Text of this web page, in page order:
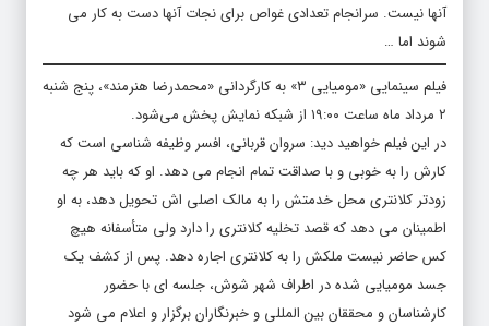
آنها نیست. سرانجام تعدادی غواص برای نجات آنها دست به کار می
شوند اما …
فیلم سینمایی «مومیایی ۳» به کارگردانی «محمدرضا هنرمند»، پنج شنبه
۲ مرداد ماه ساعت ۱۹:۰۰ از شبکه نمایش پخش می‌شود.
در این فیلم خواهید دید: سروان قربانی، افسر وظیفه شناسی است که
کارش را به خوبی و با صداقت تمام انجام می دهد. او که باید هر چه
زودتر کلانتری محل خدمتش را به مالک اصلی اش تحویل دهد، به او
اطمینان می دهد که قصد تخلیه کلانتری را دارد ولی متأسفانه هیچ
کس حاضر نیست ملکش را به کلانتری اجاره دهد. پس از کشف یک
جسد مومیایی شده در اطراف شهر شوش، جلسه ای با حضور
کارشناسان و محققان بین المللی و خبرنگاران برگزار و اعلام می شود